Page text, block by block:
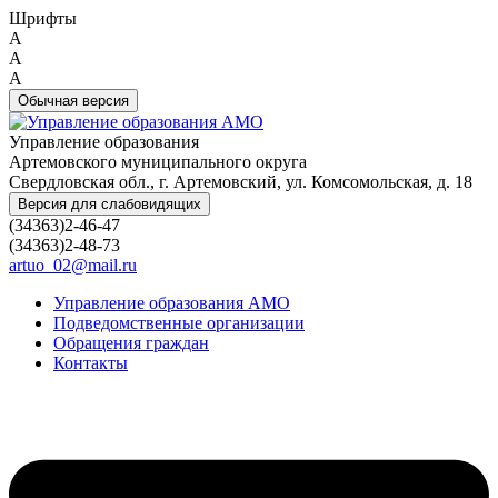
Шрифты
A
A
A
Обычная версия
Управление образования
Артемовского муниципального округа
Свердловская обл., г. Артемовский, ул. Комсомольская, д. 18
Версия для слабовидящих
(34363)2-46-47
(34363)2-48-73
artuo_02@mail.ru
Управление образования АМО
Подведомственные организации
Обращения граждан
Контакты